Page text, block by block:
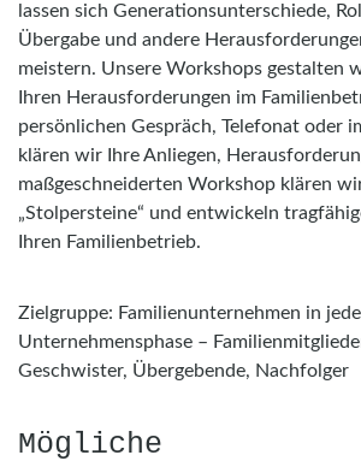
lassen sich Generationsunterschiede,
Übergabe und andere
meistern. Unsere Workshops gestalten
Ihren Herausforderungen im
persönlichen Gespräch, Telefonat oder
klären wir Ihre Anliegen,
maßgeschneiderten Workshop klären
„Stolpersteine“ und entwickeln
Ihren Familienbetrieb.
Zielgruppe: Familienunternehmen in
Unternehmensphase –
Geschwister, Übergebende, Nachfolger
Mögliche